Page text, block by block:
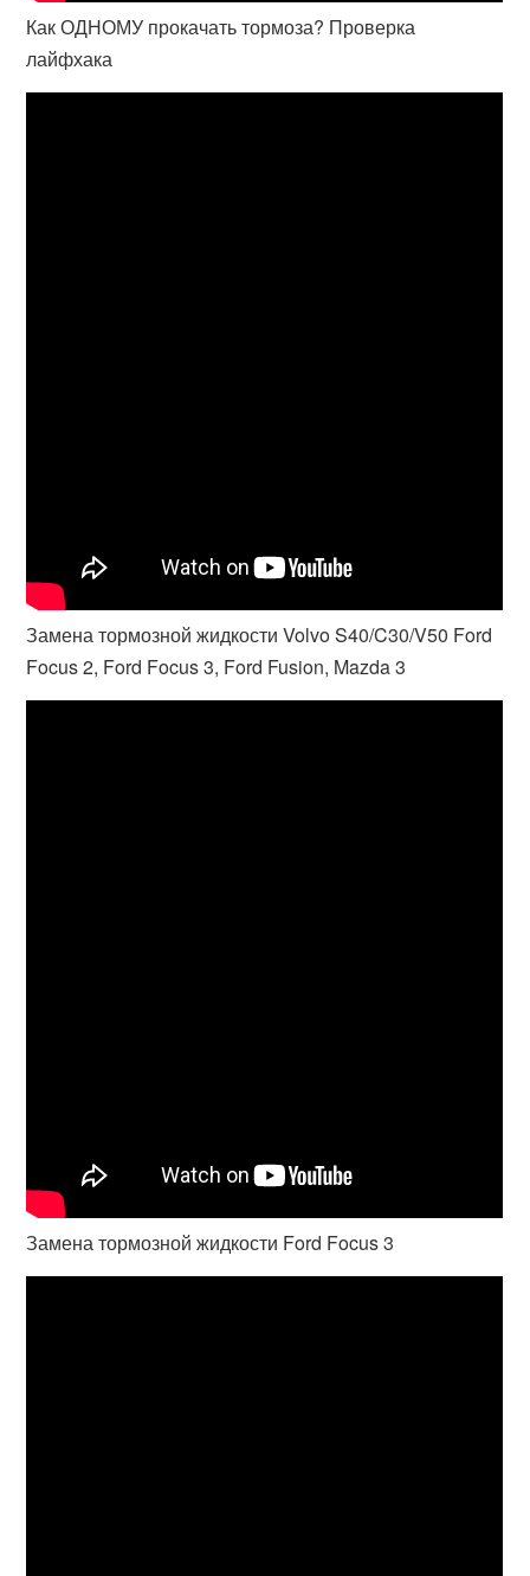
Как ОДНОМУ прокачать тормоза? Проверка
лайфхака
Замена тормозной жидкости Volvo S40/C30/V50 Ford
Focus 2, Ford Focus 3, Ford Fusion, Mazda 3
Замена тормозной жидкости Ford Focus 3